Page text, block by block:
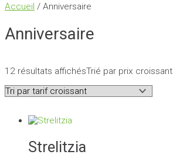
Accueil / Anniversaire
Anniversaire
12 résultats affichésTrié par prix croissant
Strelitzia